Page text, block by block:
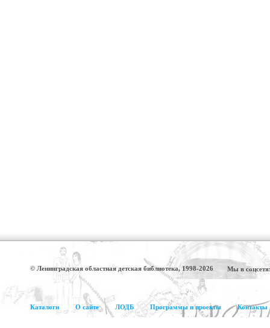
© Ленинградская областная детская библиотека, 1998-2026 Мы в
Каталоги О сайте ЛОДБ Программы и проекты Контакты